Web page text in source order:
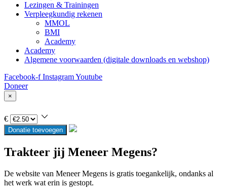
Lezingen & Trainingen
Verpleegkundig rekenen
MMOL
BMI
Academy
Academy
Algemene voorwaarden (digitale downloads en webshop)
Facebook-f InstagramYoutube
Doneer
×
€
Donatie toevoegen
Trakteer jij Meneer Megens?
De website van Meneer Megens is gratis toegankelijk, ondanks al
het werk wat erin is gestopt.